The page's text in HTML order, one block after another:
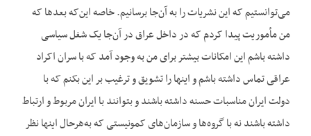
می‌توانستیم که این نشریات را به آن‌جا برسانیم. خاصه این‌که بعدها که
من مأموریت پیدا کردم که در داخل عراق در آن‌جا یک شغل سیاسی
داشته باشم این امکانات بیشتر برای من به وجود آمد که با سران اکراد
عراقی تماس داشته باشم و اینها را تشویق و ترغیب بر این بکنم که با
دولت ایران مناسبات حسنه داشته باشند و بتوانند با ایران مربوط و ارتباط
داشته باشند نه با گروه‌ها و سازمان‌های کمونیستی که به‌هرحال اینها نظر